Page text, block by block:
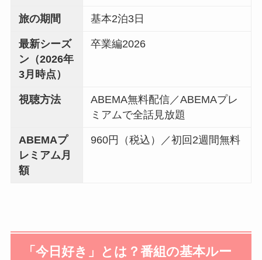
旅の期間 基本2泊3日
最新シーズ
ン（2026年
3月時点）
卒業編2026
視聴方法
ABEMA無料配信／ABEMAプレ
ミアムで全話見放題
ABEMAプ
レミアム月
額
960円（税込）／初回2週間無料
「今日好き」とは？番組の基本ルー